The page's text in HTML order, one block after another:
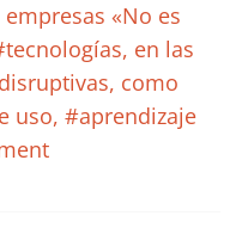
«No es
en las
como
uso, #aprendizaje